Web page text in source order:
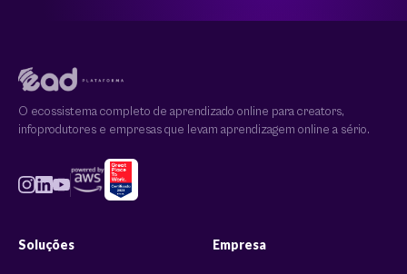
O ecossistema completo de aprendizado online para creators,
infoprodutores e empresas que levam aprendizagem online a sério.
Soluções Empresa